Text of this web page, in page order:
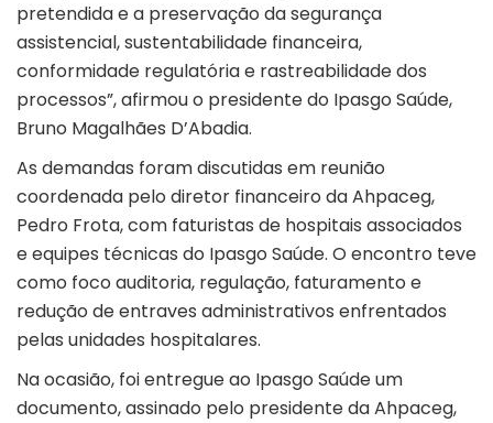
pretendida e a preservação da segurança
assistencial, sustentabilidade financeira,
conformidade regulatória e rastreabilidade dos
processos”, afirmou o presidente do Ipasgo Saúde,
Bruno Magalhães D’Abadia.
As demandas foram discutidas em reunião
coordenada pelo diretor financeiro da Ahpaceg,
Pedro Frota, com faturistas de hospitais associados
e equipes técnicas do Ipasgo Saúde. O encontro teve
como foco auditoria, regulação, faturamento e
redução de entraves administrativos enfrentados
pelas unidades hospitalares.
Na ocasião, foi entregue ao Ipasgo Saúde um
documento, assinado pelo presidente da Ahpaceg,